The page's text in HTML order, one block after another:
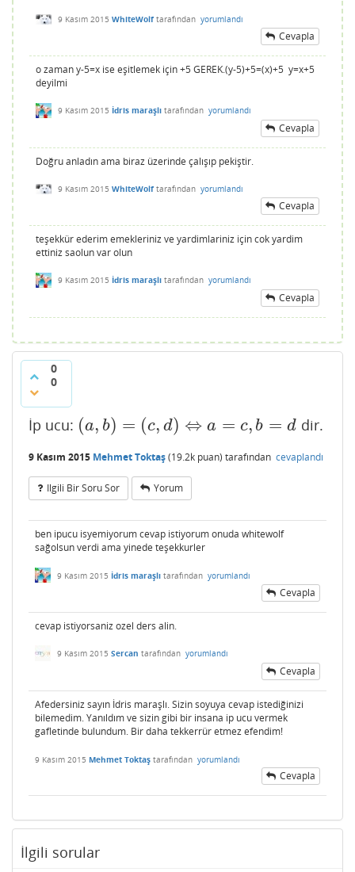
9 Kasım 2015 WhiteWolf tarafından yorumlandı
Cevapla
o zaman y-5=x ise eşitlemek için +5 GEREK.(y-5)+5=(x)+5 y=x+5
deyilmi
9 Kasım 2015 İdris maraşlı tarafından yorumlandı
Cevapla
Doğru anladın ama biraz üzerinde çalışıp pekiştir.
9 Kasım 2015 WhiteWolf tarafından yorumlandı
Cevapla
teşekkür ederim emekleriniz ve yardimlariniz için cok yardim
ettiniz saolun var olun
9 Kasım 2015 İdris maraşlı tarafından yorumlandı
Cevapla
0
0
İp ucu: (a, b) = (c, d) ⇔ a = c, b = d
(a,b )=( c,d ⇔a =c, b=d dir.
9 Kasım 2015 Mehmet Toktaş(19.2k puan) tarafından cevaplandı
Ilgili Bir Soru Sor Yorum
ben ipucu isyemiyorum cevap istiyorum onuda whitewolf
sağolsun verdi ama yinede teşekkurler
9 Kasım 2015 İdris maraşlı tarafından yorumlandı
Cevapla
cevap istiyorsaniz ozel ders alin.
9 Kasım 2015 Sercan tarafından yorumlandı
Cevapla
Afedersiniz sayın İdris maraşlı. Sizin soyuya cevap istediğinizi
bilemedim. Yanıldım ve sizin gibi bir insana ip ucu vermek
gafletinde bulundum. Bir daha tekkerrür etmez efendim!
9 Kasım 2015 Mehmet Toktaş tarafından yorumlandı
Cevapla
İlgili sorular